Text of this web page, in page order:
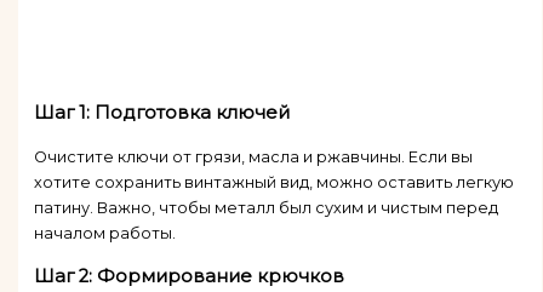
Шаг 1: Подготовка ключей
Очистите ключи от грязи, масла и ржавчины. Если вы
хотите сохранить винтажный вид, можно оставить легкую
патину. Важно, чтобы металл был сухим и чистым перед
началом работы.
Шаг 2: Формирование крючков